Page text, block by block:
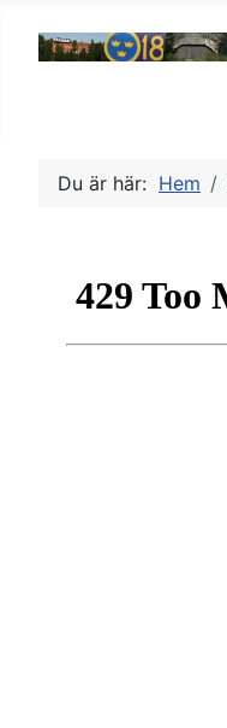
Du är här: Hem